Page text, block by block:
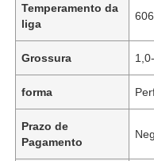
Temperamento da
liga
Grossura
forma
Prazo de
Pagamento